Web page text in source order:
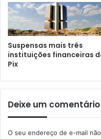
Suspensas mais três
instituições financeiras
Pix
Deixe um comentário
O seu endereço de e-mail